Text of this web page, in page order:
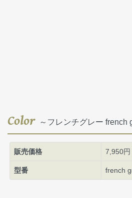
Color～フレンチグレー french
販売価格 7,950円
型番 french